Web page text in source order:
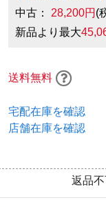
中古： 28,200円 (
新品より最大
送料無料
宅配在庫を確認
店舗在庫を確認
返品